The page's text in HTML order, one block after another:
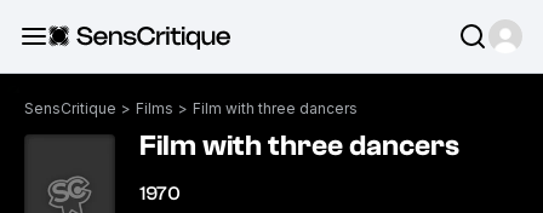
SensCritique > Films > Film with three dancers
Film with three dancers
1970